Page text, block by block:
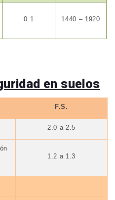
0.1 1440 – 1920
en suelos
F.S.
2.0 a 2.5
1.2 a 1.3